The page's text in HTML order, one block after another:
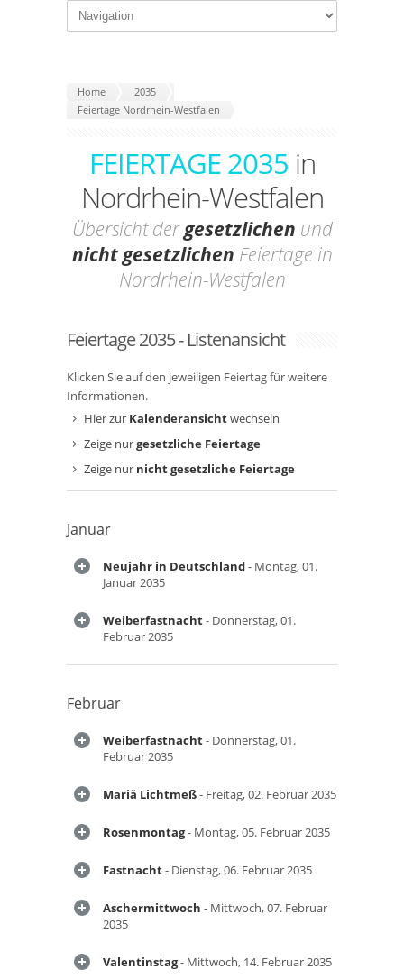
Home
2035
Feiertage Nordrhein-Westfalen
FEIERTAGE 2035 in
Nordrhein-Westfalen
Übersicht dergesetzlichen und
nicht gesetzlichen Feiertage in
Nordrhein-Westfalen
Feiertage 2035 - Listenansicht
Klicken Sie auf den jeweiligen Feiertag für weitere
Informationen.
Hier zur Kalenderansichtwechseln
Zeige nurgesetzliche Feiertage
Zeige nur nicht gesetzliche Feiertage
Januar
Neujahr in Deutschland- Montag, 01.
Januar 2035
Weiberfastnacht- Donnerstag, 01.
Februar 2035
Februar
Weiberfastnacht- Donnerstag, 01.
Februar 2035
Mariä Lichtmeß- Freitag, 02. Februar 2035
Rosenmontag- Montag, 05. Februar 2035
Fastnacht- Dienstag, 06. Februar 2035
Aschermittwoch - Mittwoch, 07. Februar
2035
Valentinstag- Mittwoch, 14. Februar 2035